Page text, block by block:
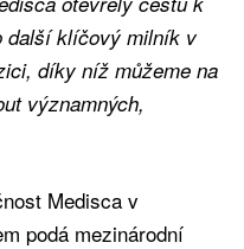
další klíčový milník v
díky níž můžeme na
významných,
Medisca v
podá mezinárodní